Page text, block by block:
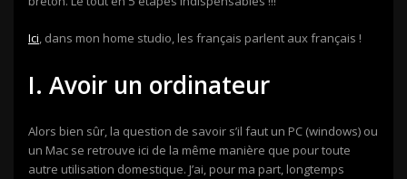
Ici, dans mon home studio, les français parlent aux français !
I. Avoir un ordinateur
Alors bien sûr, la question de savoir s’il faut un PC (windows) ou
un Mac se retrouve ici de la même manière que pour toute
autre utilisation domestique. J’ai, pour ma part, longtemps